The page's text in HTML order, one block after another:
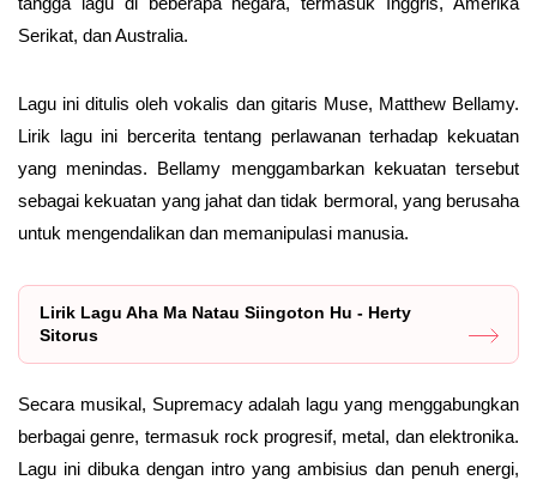
Serikat, dan Australia.
Lagu ini ditulis oleh vokalis dan gitaris Muse, Matthew Bellamy.
Lirik lagu ini bercerita tentang perlawanan terhadap kekuatan
yang menindas. Bellamy menggambarkan kekuatan tersebut
sebagai kekuatan yang jahat dan tidak bermoral, yang berusaha
untuk mengendalikan dan memanipulasi manusia.
Lirik Lagu Aha Ma Natau Siingoton Hu - Herty
Sitorus
Secara musikal, Supremacy adalah lagu yang menggabungkan
berbagai genre, termasuk rock progresif, metal, dan elektronika.
Lagu ini dibuka dengan intro yang ambisius dan penuh energi,